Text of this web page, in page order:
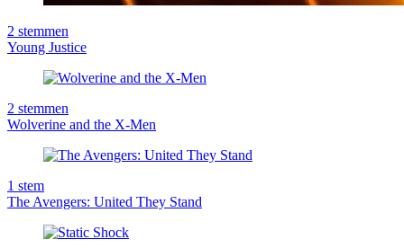
2 stemmen
Young Justice
2 stemmen
Wolverine and the X-Men
1 stem
The Avengers: United They Stand